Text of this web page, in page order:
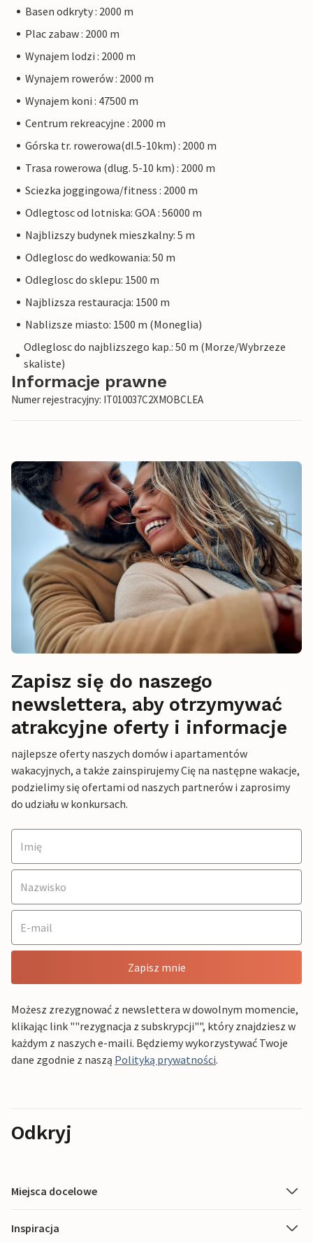
Basen odkryty : 2000 m
Plac zabaw : 2000 m
Wynajem lodzi : 2000 m
Wynajem rowerów : 2000 m
Wynajem koni : 47500 m
Centrum rekreacyjne : 2000 m
Górska tr. rowerowa(dl.5-10km) : 2000 m
Trasa rowerowa (dlug. 5-10 km) : 2000 m
Sciezka joggingowa/fitness : 2000 m
Odlegtosc od lotniska: GOA : 56000 m
Najblizszy budynek mieszkalny: 5 m
Odleglosc do wedkowania: 50 m
Odleglosc do sklepu: 1500 m
Najblizsza restauracja: 1500 m
Nablizsze miasto: 1500 m (Moneglia)
Odleglosc do najblizszego kap.: 50 m (Morze/Wybrzeze
skaliste)
Informacje prawne
Numer rejestracyjny: IT010037C2XMOBCLEA
Zapisz się do naszego
newslettera, aby otrzymywać
atrakcyjne oferty i informacje
najlepsze oferty naszych domów i apartamentów
wakacyjnych, a także zainspirujemy Cię na następne wakacje,
podzielimy się ofertami od naszych partnerów i zaprosimy
do udziału w konkursach.
Zapisz mnie
Możesz zrezygnować z newslettera w dowolnym momencie,
klikając link ""rezygnacja z subskrypcji"", który znajdziesz w
każdym z naszych e-maili. Będziemy wykorzystywać Twoje
dane zgodnie z naszą Polityką prywatności.
Odkryj
Miejsca docelowe
Inspiracja